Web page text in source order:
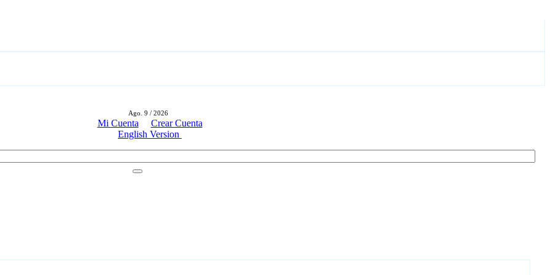
Ago. 9 / 2026
Mi Cuenta
Crear Cuenta
English Version